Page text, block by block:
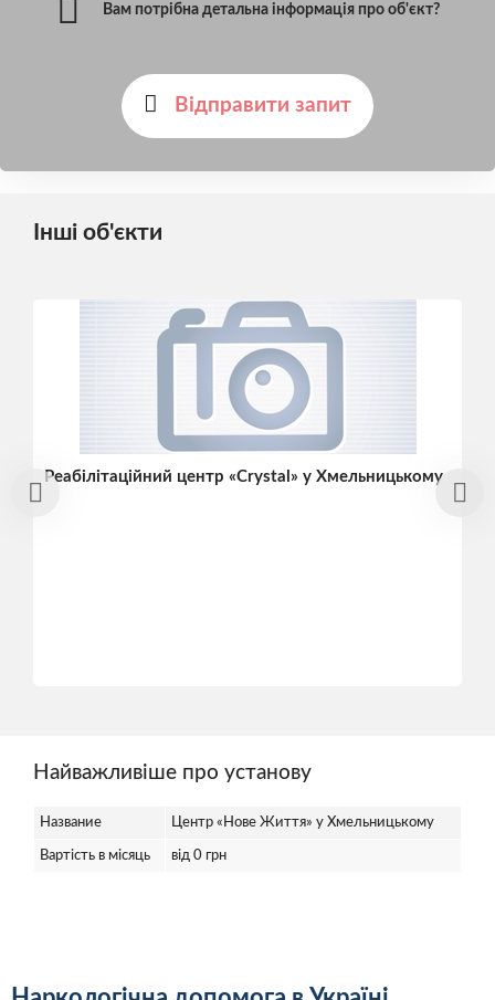
Вам потрібна детальна інформація про об'єкт?
Відправити запит
Інші об'єкти
Реабілітаційний центр «Crystal» у Хмельницькому
Найважливіше про установу
Название Центр «Нове Життя» у Хмельницькому
Вартість в місяць від 0 грн